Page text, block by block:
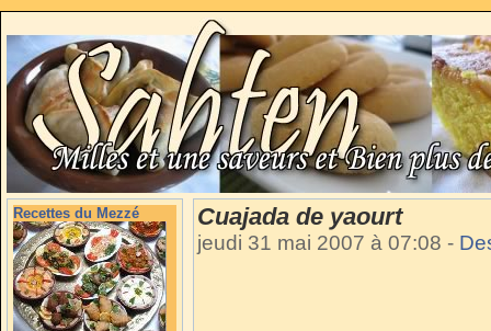
Recettes du Mezzé Cuajada de yaourt
jeudi 31 mai 2007 à 07:08 -